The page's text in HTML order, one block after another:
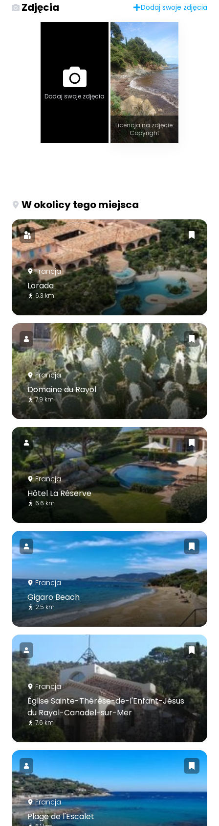
Zdjęcia Dodaj swoje zdjęcia
Dodaj swoje zdjęcia
Licencja na zdjęcie:
Copyright
W okolicy tego miejsca
Francja
Lorada
6.3 km
Francja
Domaine du Rayol
7.9 km
Francja
Hôtel La Réserve
6.6 km
Francja
Gigaro Beach
2.5 km
Francja
Église Sainte-Thérèse-de-l'Enfant-Jésus
du Rayol-Canadel-sur-Mer
7.6 km
Francja
Plage de l'Escalet